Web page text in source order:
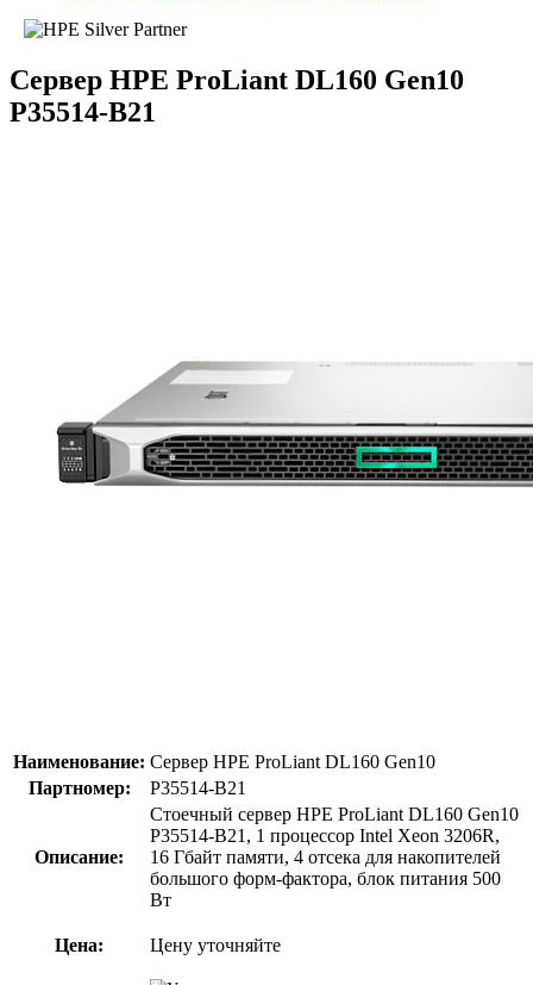
Сервер HPE ProLiant DL160 Gen10
P35514-B21
Наименование: Сервер HPE ProLiant DL160 Gen10
Партномер:
P35514-B21
Описание:
Стоечный сервер HPE ProLiant DL160 Gen10
P35514-B21, 1 процессор Intel Xeon 3206R,
16 Гбайт памяти, 4 отсека для накопителей
большого форм-фактора, блок питания 500
Вт
Цена: Цену уточняйте